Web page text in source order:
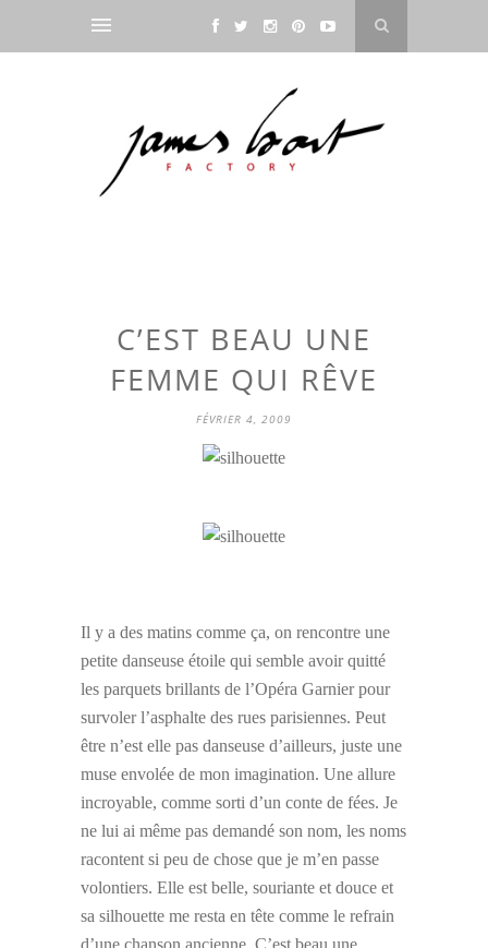
C’EST BEAU UNE
FEMME QUI RÊVE
FÉVRIER 4, 2009
Il y a des matins comme ça, on rencontre une
petite danseuse étoile qui semble avoir quitté
les parquets brillants de l’Opéra Garnier pour
survoler l’asphalte des rues parisiennes. Peut
être n’est elle pas danseuse d’ailleurs, juste une
muse envolée de mon imagination. Une allure
incroyable, comme sorti d’un conte de fées. Je
ne lui ai même pas demandé son nom, les noms
racontent si peu de chose que je m’en passe
volontiers. Elle est belle, souriante et douce et
sa silhouette me resta en tête comme le refrain